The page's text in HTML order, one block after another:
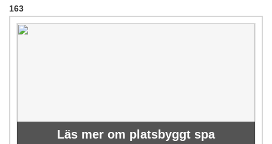
163
Läs mer om platsbyggt spa